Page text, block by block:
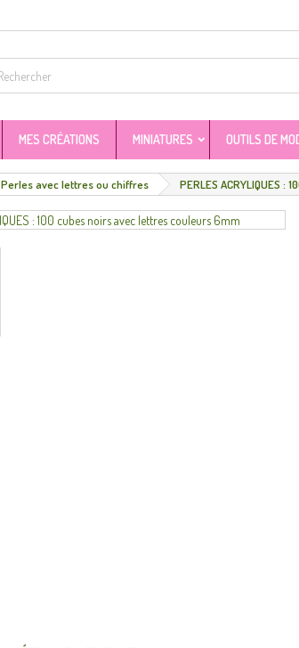
MES CRÉATIONS MINIATURES OUTILS DE
Perles avec lettres ou chiffres PERLES ACRYLIQUES